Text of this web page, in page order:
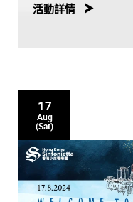
活動詳情
17
Aug
(Sat)